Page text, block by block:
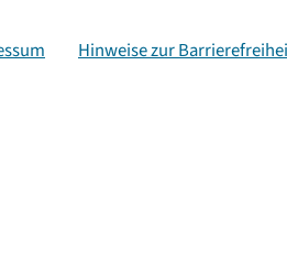
Hinweise zur